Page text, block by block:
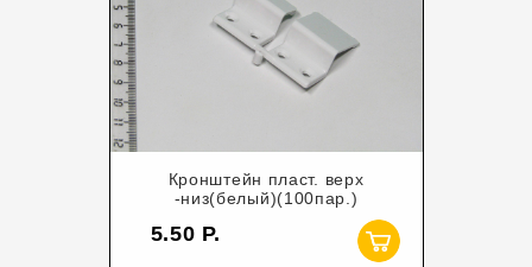
Кронштейн пласт. верх
-низ(белый)(100пар.)
5.50